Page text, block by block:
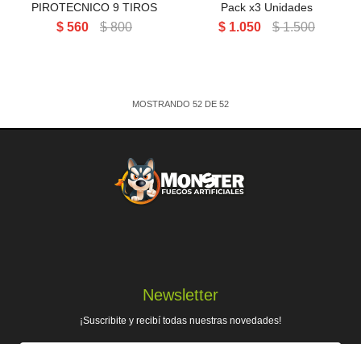
PIROTECNICO 9 TIROS
$ 560 $ 800
Pack x3 Unidades
$ 1.050 $ 1.500
MOSTRANDO 52 DE 52
Newsletter
¡Suscribite y recibí todas nuestras novedades!